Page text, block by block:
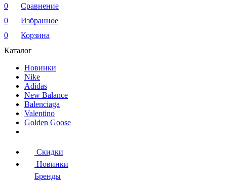
0
Сравнение
0
Избранное
0
Корзина
Каталог
Новинки
Nike
Adidas
New Balance
Balenciaga
Valentino
Golden Goose
Скидки
Новинки
Бренды